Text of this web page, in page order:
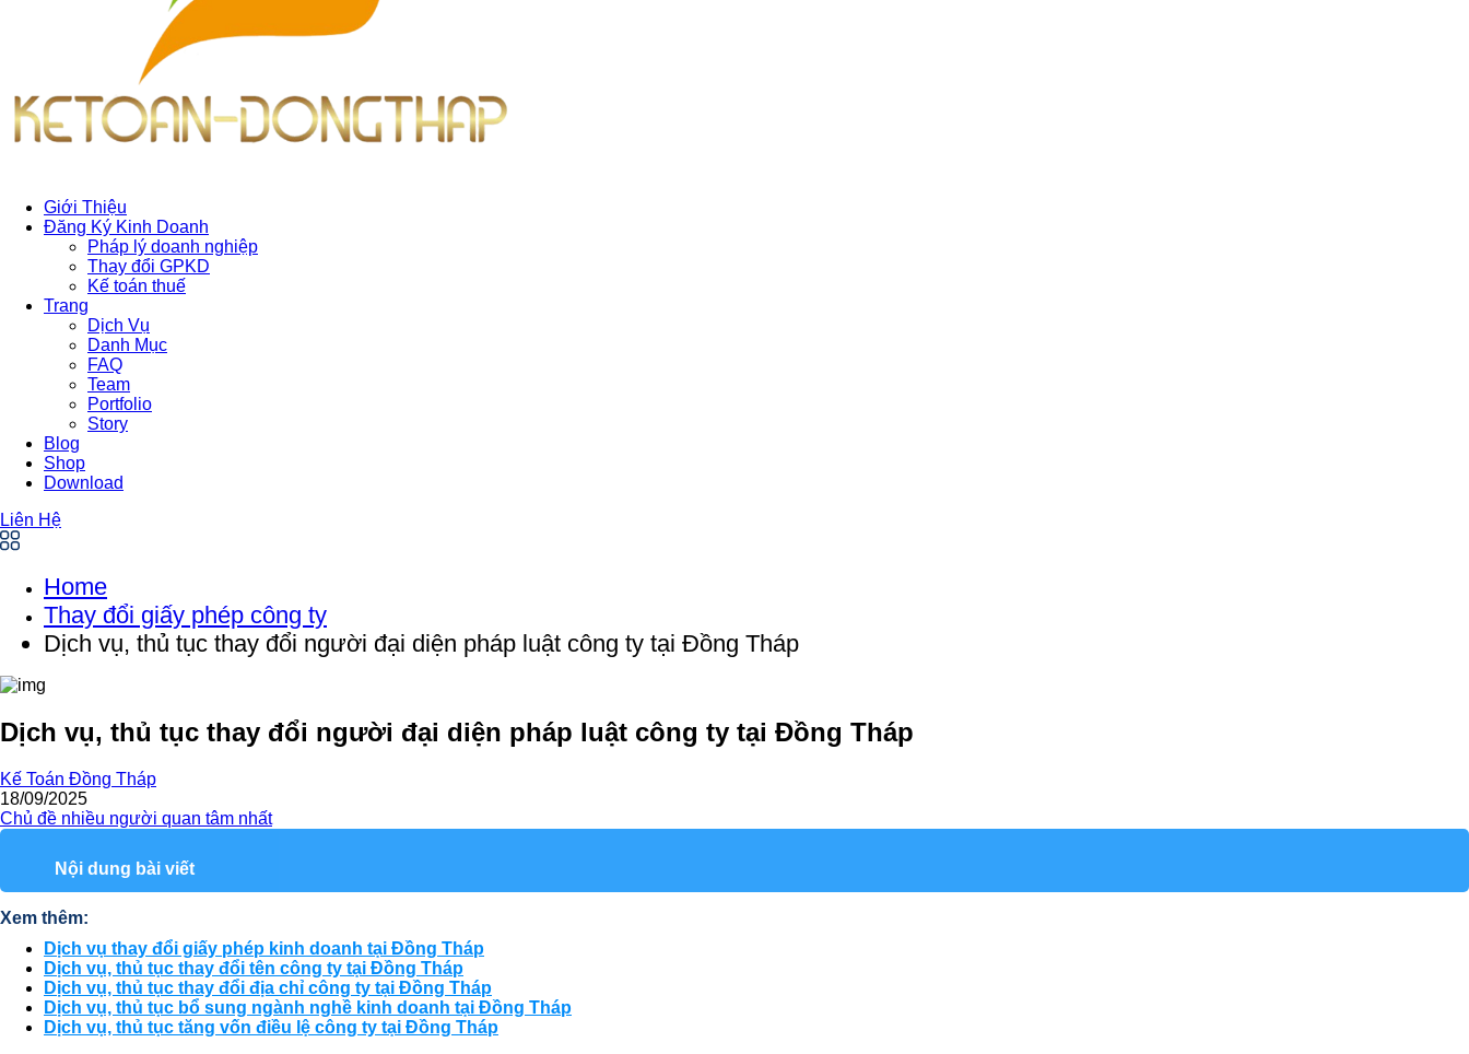
Giới Thiệu
Đăng Ký Kinh Doanh
Pháp lý doanh nghiệp
Thay đổi GPKD
Kế toán thuế
Trang
Dịch Vụ
Danh Mục
FAQ
Team
Portfolio
Story
Blog
Shop
Download
Liên Hệ
Home
Thay đổi giấy phép công ty
Dịch vụ, thủ tục thay đổi người đại diện pháp luật công ty tại Đồng Tháp
Dịch vụ, thủ tục thay đổi người đại diện pháp luật công ty tại Đồng Tháp
Kế Toán Đồng Tháp
18/09/2025
Chủ đề nhiều người quan tâm nhất
Nội dung bài viết
Xem thêm:
Dịch vụ thay đổi giấy phép kinh doanh tại Đồng Tháp
Dịch vụ, thủ tục thay đổi tên công ty tại Đồng Tháp
Dịch vụ, thủ tục thay đổi địa chỉ công ty tại Đồng Tháp
Dịch vụ, thủ tục bổ sung ngành nghề kinh doanh tại Đồng Tháp
Dịch vụ, thủ tục tăng vốn điều lệ công ty tại Đồng Tháp